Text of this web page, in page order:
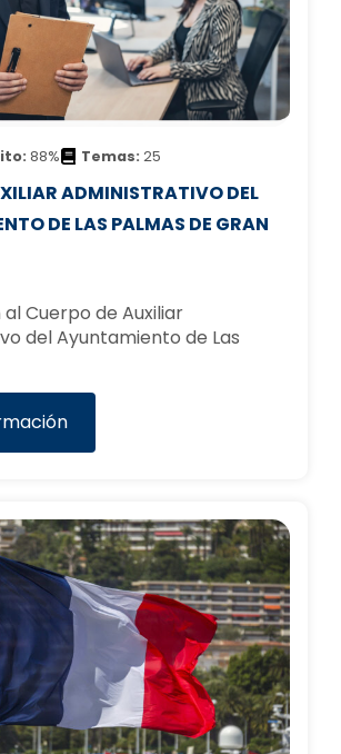
88% Temas: 25
ADMINISTRATIVO DEL
DE LAS PALMAS DE GRAN
al Cuerpo de Auxiliar
del Ayuntamiento de Las